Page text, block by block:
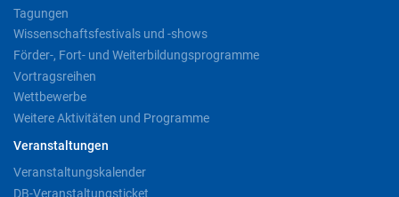
Tagungen
Wissenschaftsfestivals und -shows
Förder-, Fort- und Weiterbildungsprogramme
Vortragsreihen
Wettbewerbe
Weitere Aktivitäten und Programme
Veranstaltungen
Veranstaltungskalender
DB-Veranstaltungsticket